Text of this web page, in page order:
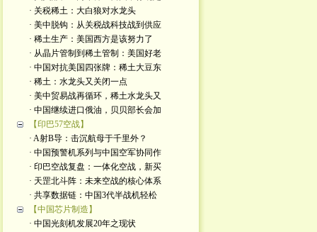
· 关税稀土：大白狼对水龙头
· 美中脱钩：从关税战科技战到供应
· 稀土生产：美国西方是该努力了
· 从晶片管制到稀土管制：美国好老
· 中国对抗美国四张牌：稀土大豆东
· 稀土：水龙头又关闭一点
· 美中贸易战再循环，稀土水龙头又
· 中国继续进口俄油，贝贝部长会加
【印巴57空战】
· A射B导：击沉航母于千里外？
· 中国预警机系列与中国空军协同作
· 印巴空战复盘：一体化空战，新买
· 天罡北斗阵：未来空战的核心体系
· 共享数据链：中国3代半战机轻松
【中国芯片制造】
· 中国光刻机发展20年之现状